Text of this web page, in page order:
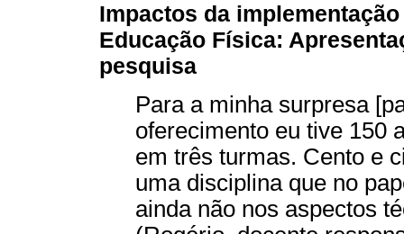
Impactos da
Educação Física:
pesquisa
Para a minha surpresa
oferecimento eu tive 150
em três turmas. Cento e
uma disciplina que no
ainda não nos aspectos